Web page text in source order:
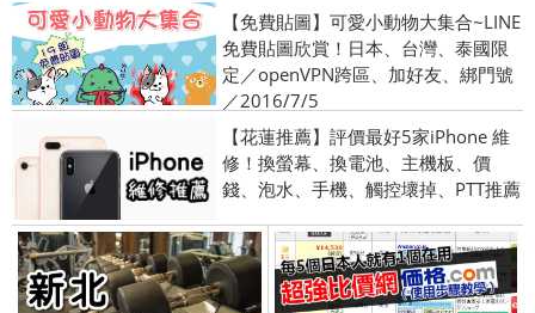
【免費貼圖】可愛小動物大集合~LINE
免費貼圖欣賞！日本、台灣、泰國限
定／openVPN跨區、加好友、綁門號
／2016/7/5
【花蓮推薦】評價最好5家iPhone 維
修！換螢幕、換電池、主機板、價
錢、泡水、手機、觸控壞掉、PTT推薦